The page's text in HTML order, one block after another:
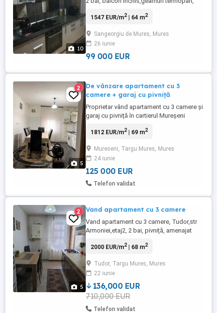
10
centrala, in apropiere: scoli, gradinite,
etc.
1547 EUR/m2| 64 m2
Sangeorgiu de Mures, Mures
26 iunie
99 000 EUR
5
2
De vânzare apartament cu 3
camere + garaj cu pivniță
Proprietar vând apartament cu 3 camere și
garaj cu pivniță în cartierul Mureșeni
decomandat confort 1 având și o pivniță
zona liniștită și frumoasa la 50m de stația
de autobuz.
1812 EUR/m2| 69 m2
Mureseni, Targu Mures, Mures
24 iunie
125 000 EUR
Telefon validat
5
2 Vand apartament cu 3 camere
Vand apartament cu 3 camere, Tudor,str
Armoniei,etaj2, 2 bai, pivniță, amenajat
2000 EUR/m2| 68 m2
Tudor, Targu Mures, Mures
22 iunie
136,000 EUR
710,000 EUR
Telefon validat